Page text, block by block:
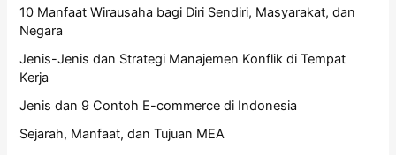
10 Manfaat Wirausaha bagi Diri Sendiri, Masyarakat, dan
Negara
Jenis-Jenis dan Strategi Manajemen Konflik di Tempat
Kerja
Jenis dan 9 Contoh E-commerce di Indonesia
Sejarah, Manfaat, dan Tujuan MEA